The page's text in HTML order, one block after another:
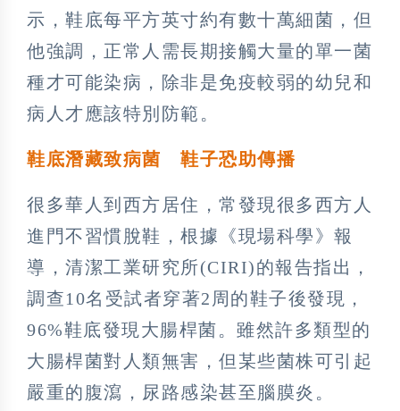
示，鞋底每平方英寸約有數十萬細菌，但
他強調，正常人需長期接觸大量的單一菌
種才可能染病，除非是免疫較弱的幼兒和
病人才應該特別防範。
鞋底潛藏致病菌 鞋子恐助傳播
很多華人到西方居住，常發現很多西方人
進門不習慣脫鞋，根據《現場科學》報
導，清潔工業研究所(CIRI)的報告指出，
調查10名受試者穿著2周的鞋子後發現，
96%鞋底發現大腸桿菌。雖然許多類型的
大腸桿菌對人類無害，但某些菌株可引起
嚴重的腹瀉，尿路感染甚至腦膜炎。